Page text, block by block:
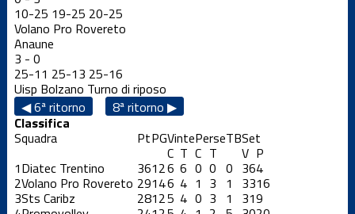
10-25 19-25 20-25
Volano Pro Rovereto
Anaune
3 - 0
25-11 25-13 25-16
Uisp Bolzano Turno di riposo
◀ 6ª ritorno
8ª ritorno ▶
Classifica
Squadra PtPGVintePerseTBSet
C T C T V P
1Diatec Trentino 36126 6 0 0 0 364
2Volano Pro Rovereto 29146 4 1 3 1 3316
3Sts Caribz 28125 4 0 3 1 319